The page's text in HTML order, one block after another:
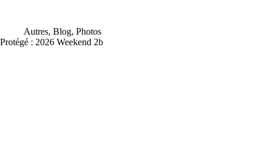
Autres, Blog, Photos
Protégé : 2026 Weekend 2b